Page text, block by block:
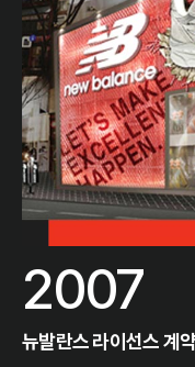
2007
뉴발란스 라이선스 계